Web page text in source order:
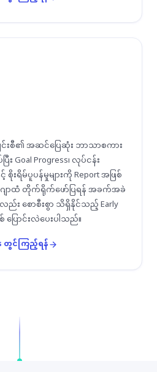
းစီ၏ အဆင်ပြေဆုံး ဘာသာစကား
း Goal Progress၊ လုပ်ငန်း
ရိမ်ပူပန်မှုများကို Report အဖြစ်
ဂျာထံ တိုက်ရိုက်ဖော်ပြရန် အခက်အခဲ
လည်း စောစီးစွာ သိရှိနိုင်သည့် Early
ပြောင်းလဲပေးပါသည်။
တွင်ကြည့်ရန်